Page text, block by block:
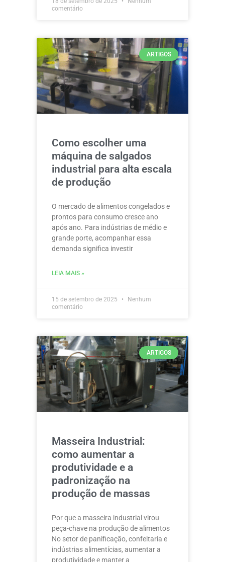
comentário
ARTIGOS
Como escolher uma
máquina de salgados
industrial para alta escala
de produção
O mercado de alimentos congelados e
prontos para consumo cresce ano
após ano. Para indústrias de médio e
grande porte, acompanhar essa
demanda significa investir
LEIA MAIS »
15 de setembro de 2025
Nenhum
comentário
ARTIGOS
Masseira Industrial:
como aumentar a
produtividade e a
padronização na
produção de massas
Por que a masseira industrial virou
peça-chave na produção de alimentos
No setor de panificação, confeitaria e
indústrias alimentícias, aumentar a
produtividade e manter a